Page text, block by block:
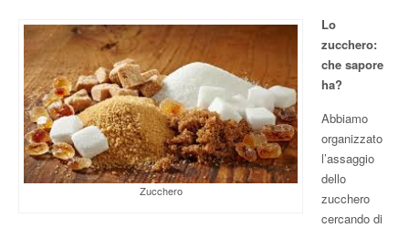
Zucchero
Lo
zucchero:
che sapore
ha?
Abbiamo
organizzato
l’assaggio
dello
zucchero
cercando di